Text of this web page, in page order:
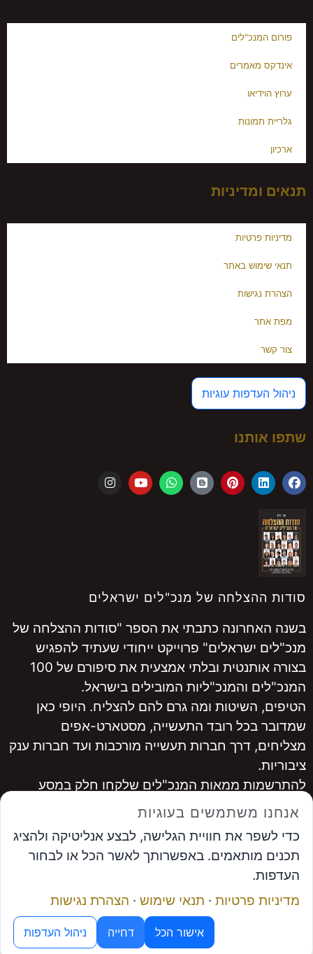
פורום המנכ"לים
אינדקס מאמרים
ערוץ הוידיאו
גלריית תמונות
ארכיון
תנאים ומדיניות
מדיניות פרטיות
תנאי שימוש באתר
הצהרת נגישות
מפת אתר
צור קשר
ניהול העדפות עוגיות
שתפו אותנו
סודות ההצלחה של מנכ"לים ישראלים
בשנה האחרונה כתבתי את הספר "סודות ההצלחה של
מנכ"לים ישראלים" פרוייקט ייחודי שעתיד להפגיש
בצורה אותנטית ובלתי אמצעית את סיפורם של 100
המנכ"לים והמנכ"ליות המובילים בישראל.
הטיפים, השיטות ומה גרם להם להצליח. היופי כאן
שמדובר בכל רובד התעשייה, מסטארט-אפים
מצליחים, דרך חברות תעשייה מורכבות ועד חברות ענק
ציבוריות.
להתרשמות ממאות המנכ"לים שלקחו חלק במסע
...............
אבי פרץ, מייסד פורום המנכ"לים ומנכ"ל פתרונות
אפקטיביים
מנוע ה-AI של פורום המנכ"לים
© פתרונות אפקטיביים
תיאום פגישה
אנחנו משתמשים בעוגיות
כדי לשפר את חוויית הגלישה, לבצע אנליטיקה ולהציג
תכנים מותאמים. באפשרותך לאשר הכל או לבחור
העדפות.
מדיניות פרטיות · תנאי שימוש · הצהרת נגישות
אישור הכל דחייה ניהול העדפות